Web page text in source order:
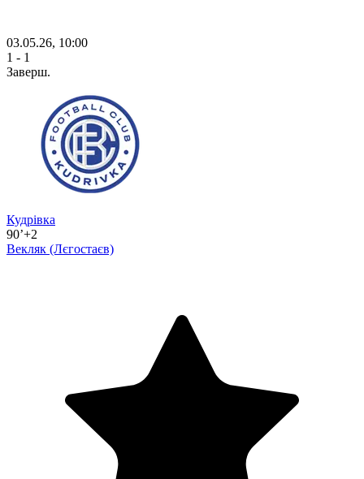
03.05.26, 10:00
1 - 1
Заверш.
Кудрівка
90’+2
Векляк (Лєгостаєв)